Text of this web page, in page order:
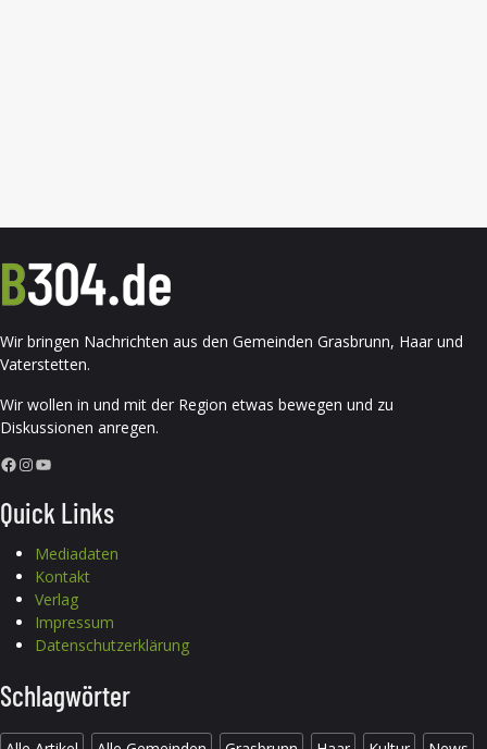
Wir bringen Nachrichten aus den Gemeinden Grasbrunn, Haar und
Vaterstetten.
Wir wollen in und mit der Region etwas bewegen und zu
Diskussionen anregen.
Facebook InstagramYouTube
Quick Links
Mediadaten
Kontakt
Verlag
Impressum
Datenschutzerklärung
Schlagwörter